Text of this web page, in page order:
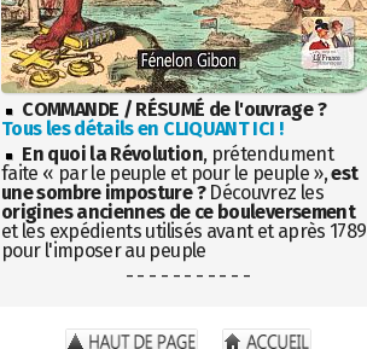
COMMANDE / RÉSUMÉ de l'ouvrage ?
Tous les détails en CLIQUANT ICI !
En quoi la Révolution, prétendument
faite « par le peuple et pour le peuple »,est
une sombre imposture ?Découvrez les
origines anciennes de ce bouleversement
et les expédients utilisés avant et après 1789
pour l'imposer au peuple
- - - - - - - - - - -